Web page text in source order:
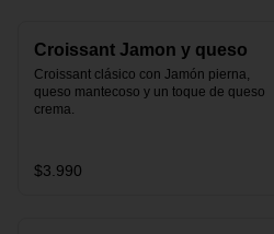
Croissant Jamon y queso
Croissant clásico con Jamón pierna,
queso mantecoso y un toque de queso
crema.
$3.990